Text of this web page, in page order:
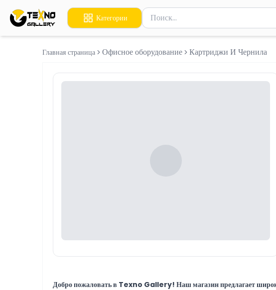
Категории
Поиск товаров
Введите минимум 2 символа для
Главная страница Офисное оборудование Картриджи И Чернила
Добро пожаловать в Texno Gallery! Наш магазин предлагает